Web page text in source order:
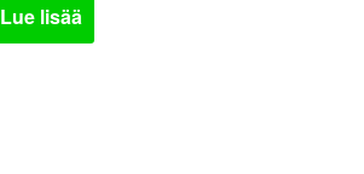
Lue lisää